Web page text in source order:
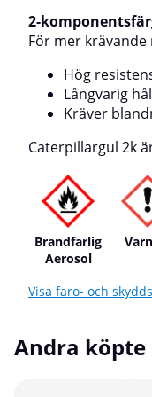
2-
För mer
Hög
Långvarig
Kräver
Caterpillargul 2k
Brandfarlig
Aerosol
Visa faro- och
Andra köpte